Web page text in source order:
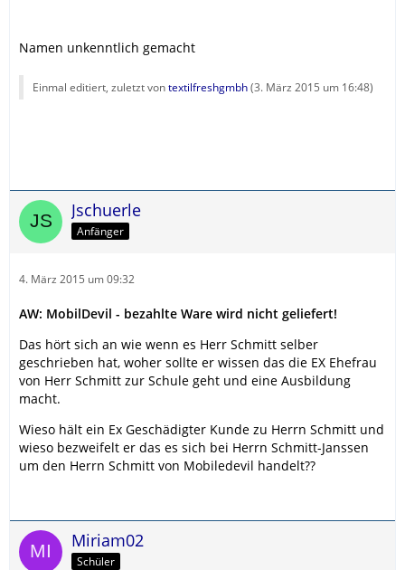
Namen unkenntlich gemacht
Einmal editiert, zuletzt vontextilfreshgmbh(3. März 2015 um 16:48)
Jschuerle
Anfänger
4. März 2015 um 09:32
AW: MobilDevil - bezahlte Ware wird nicht geliefert!
Das hört sich an wie wenn es Herr Schmitt selber
geschrieben hat, woher sollte er wissen das die EX Ehefrau
von Herr Schmitt zur Schule geht und eine Ausbildung
macht.
Wieso hält ein Ex Geschädigter Kunde zu Herrn Schmitt und
wieso bezweifelt er das es sich bei Herrn Schmitt-Janssen
um den Herrn Schmitt von Mobiledevil handelt??
Miriam02
Schüler